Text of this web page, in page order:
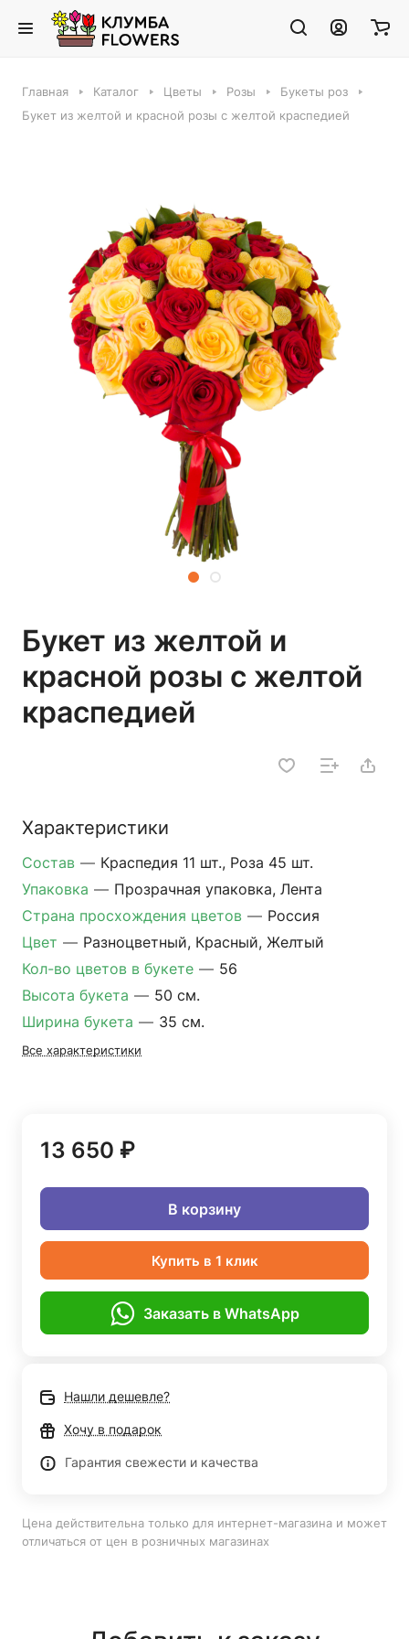
Главная Каталог Цветы Розы
Букеты роз
Букет из желтой и красной розы с желтой краспедией
Букет из желтой и
красной розы с желтой
краспедией
Характеристики
Состав — Краспедия 11 шт., Роза 45 шт.
Упаковка — Прозрачная упаковка, Лента
Страна просхождения цветов — Россия
Цвет — Разноцветный, Красный, Желтый
Кол-во цветов в букете — 56
Высота букета — 50 см.
Ширина букета — 35 см.
Все характеристики
13 650 ₽
В корзину
Купить в 1 клик
Заказать в WhatsApp
Нашли дешевле?
Хочу в подарок
Гарантия свежести и качества
Цена действительна только для интернет-магазина и может
отличаться от цен в розничных магазинах